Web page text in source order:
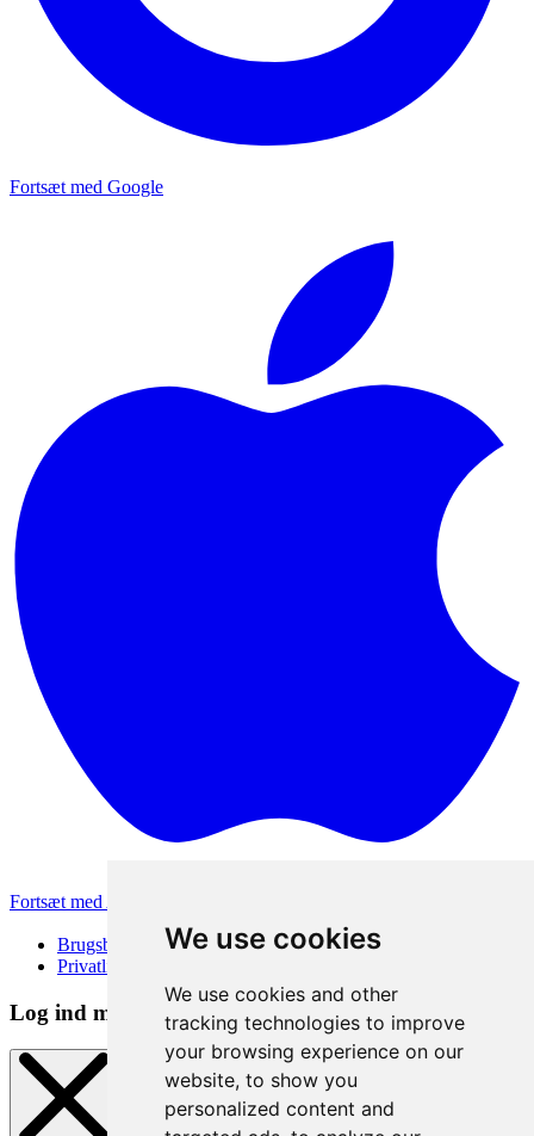
We use cookies
We use cookies and other
tracking technologies to improve
your browsing experience on our
website, to show you
personalized content and
Fortsæt med Google
Fortsæt med Apple
Brugsbetingelser
Privatlivspolitik
Log ind metode